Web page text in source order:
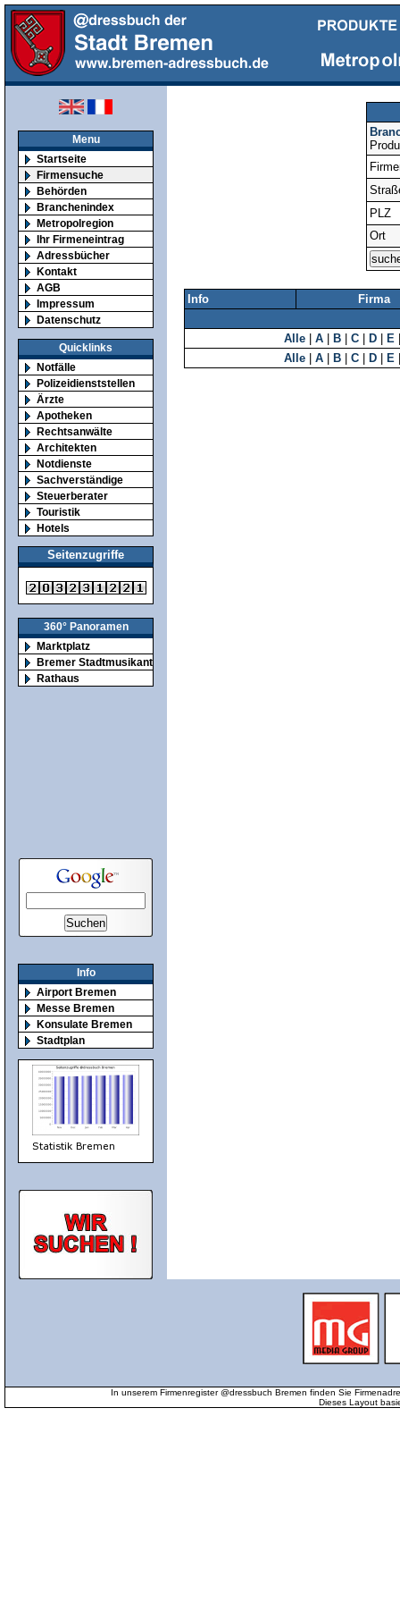
Menu
Startseite
Firmensuche
Behörden
Branchenindex
Metropolregion
Ihr Firmeneintrag
Adressbücher
Kontakt
AGB
Impressum
Datenschutz
Quicklinks
Notfälle
Polizeidienststellen
Ärzte
Apotheken
Rechtsanwälte
Architekten
Notdienste
Sachverständige
Steuerberater
Touristik
Hotels
Seitenzugriffe
360° Panoramen
Marktplatz
Bremer Stadtmusikanten
Rathaus
Info
Airport Bremen
Messe Bremen
Konsulate Bremen
Stadtplan
PLZ
Ort
Info Firma
Alle A B C D E
Alle
A B C D E
In unserem Firmenregister @dressbuch Bremen finden Sie
Dieses Layout